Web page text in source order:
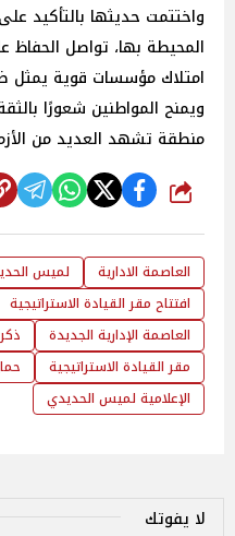
واختتمت حديثها بالتأكيد
المحيطة بها، تواصل الحفاظ
امتلاك مؤسسات قوية يمثل
ويمنح المواطنين شعورًا
منطقة تشهد العديد من
شارك
العاصمة الادارية
لميس
افتتاح مقر القيادة الاستراتيجية
العاصمة الإدارية الجديدة
ذكرى
مقر القيادة الاستراتيجية
الإعلامية لميس الحديدي
لا يفوتك